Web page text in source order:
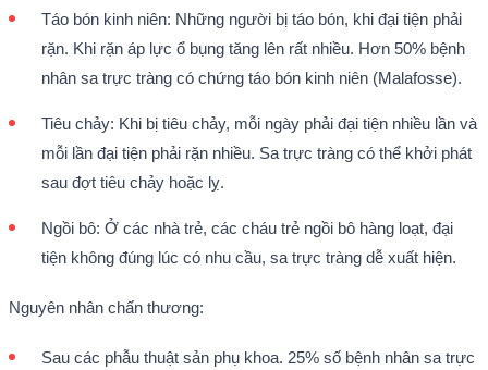
Táo bón kinh niên: Những người bị táo bón, khi đại tiện phải
rặn. Khi rặn áp lực ổ bụng tăng lên rất nhiều. Hơn 50% bệnh
nhân sa trực tràng có chứng táo bón kinh niên (Malafosse).
Tiêu chảy: Khi bị tiêu chảy, mỗi ngày phải đại tiện nhiều lần và
mỗi lần đại tiện phải rặn nhiều. Sa trực tràng có thể khởi phát
sau đợt tiêu chảy hoặc lỵ.
Ngồi bô: Ở các nhà trẻ, các cháu trẻ ngồi bô hàng loạt, đại
tiện không đúng lúc có nhu cầu, sa trực tràng dễ xuất hiện.
Nguyên nhân chấn thương:
Sau các phẫu thuật sản phụ khoa. 25% số bệnh nhân sa trực